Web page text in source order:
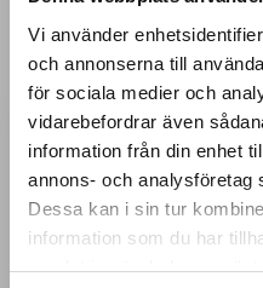
Vi använder
och annonserna till
för sociala medier och
vidarebefordrar även
information från din enhet
annons- och analysföretag
Dessa kan i sin tur
information som du har
samlat in när du har
Få
ditt
Ange din e-postadress